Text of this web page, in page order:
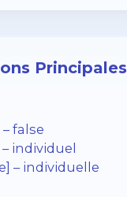
Principales
false
individuel
– individuelle